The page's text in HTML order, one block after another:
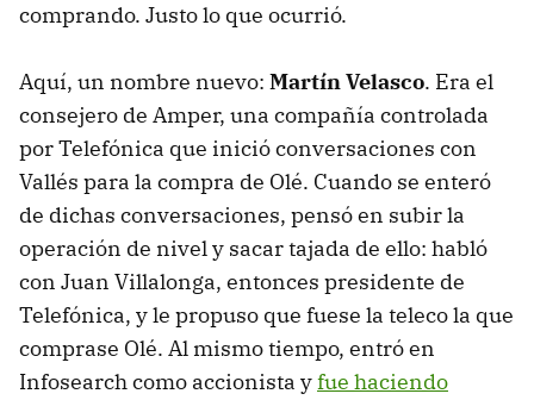
comprando. Justo lo que ocurrió.
Aquí, un nombre nuevo: Martín Velasco. Era el
consejero de Amper, una compañía controlada
por Telefónica que inició conversaciones con
Vallés para la compra de Olé. Cuando se enteró
de dichas conversaciones, pensó en subir la
operación de nivel y sacar tajada de ello: habló
con Juan Villalonga, entonces presidente de
Telefónica, y le propuso que fuese la teleco la que
comprase Olé. Al mismo tiempo, entró en
Infosearch como accionista yfue haciendo